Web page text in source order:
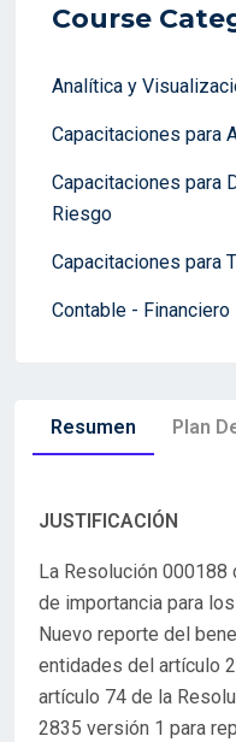
Resumen Plan
JUSTIFICACIÓN
La Resolución
de importancia para
Nuevo reporte del
entidades del artículo
artículo 74 de la
2835 versión 1 para
Course
Analítica y
Capacitaciones para
Capacitaciones para
Riesgo
Capacitaciones para
Contable - Financiero